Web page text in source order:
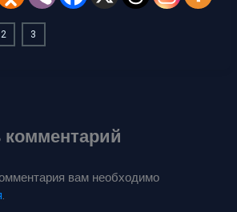
2 3
вам необходимо
.